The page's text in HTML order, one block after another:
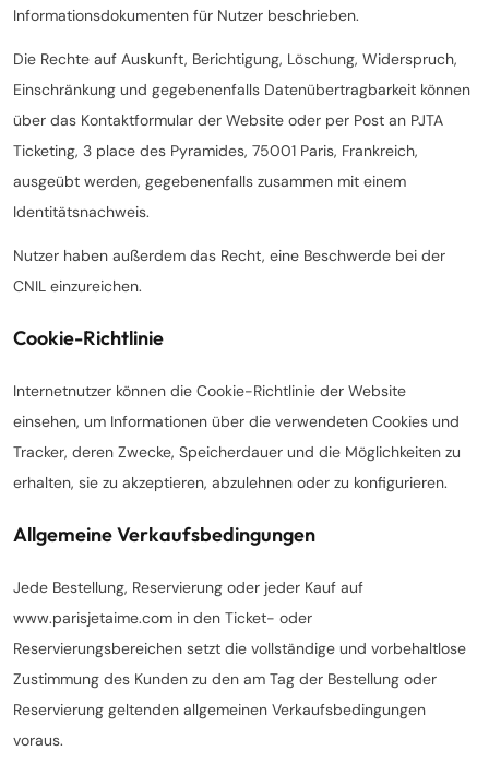
Informationsdokumenten für Nutzer beschrieben.
Die Rechte auf Auskunft, Berichtigung, Löschung, Widerspruch,
Einschränkung und gegebenenfalls Datenübertragbarkeit können
über das Kontaktformular der Website oder per Post an PJTA
Ticketing, 3 place des Pyramides, 75001 Paris, Frankreich,
ausgeübt werden, gegebenenfalls zusammen mit einem
Identitätsnachweis.
Nutzer haben außerdem das Recht, eine Beschwerde bei der
CNIL einzureichen.
Cookie-Richtlinie
Internetnutzer können die Cookie-Richtlinie der Website
einsehen, um Informationen über die verwendeten Cookies und
Tracker, deren Zwecke, Speicherdauer und die Möglichkeiten zu
erhalten, sie zu akzeptieren, abzulehnen oder zu konfigurieren.
Allgemeine Verkaufsbedingungen
Jede Bestellung, Reservierung oder jeder Kauf auf
www.parisjetaime.com in den Ticket- oder
Reservierungsbereichen setzt die vollständige und vorbehaltlose
Zustimmung des Kunden zu den am Tag der Bestellung oder
Reservierung geltenden allgemeinen Verkaufsbedingungen
voraus.